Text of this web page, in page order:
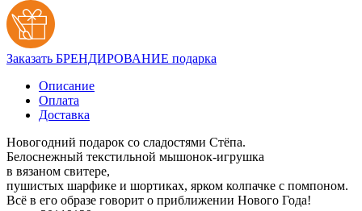
Заказать БРЕНДИРОВАНИЕ подарка
Описание
Оплата
Доставка
Новогодний подарок со сладостями Стёпа.
Белоснежный текстильной мышонок-игрушка
в вязаном свитере,
пушистых шарфике и шортиках, ярком колпачке с помпоном.
Всё в его образе говорит о приближении Нового Года!